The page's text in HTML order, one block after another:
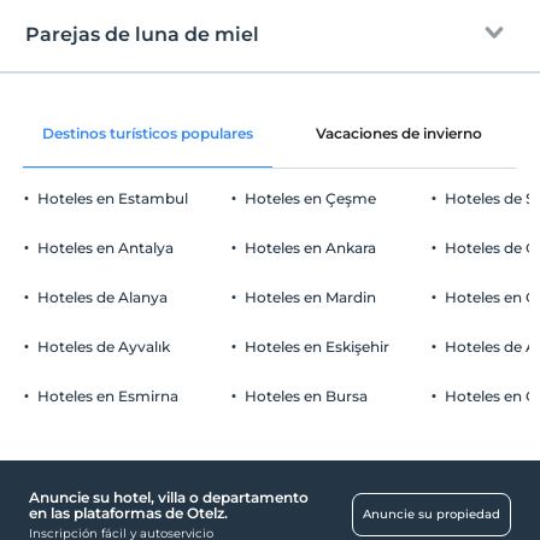
Bandera azul
Libre wifi
Aparcamiento (en el sitio)
Aire acondicionado
Reflejos
Entrada
Después de 14:00
Salida
Mascotas
Horas de entrada
fuera de este horario.
Los bebés menores de 2 no pagan
Parejas de luna de miel
Cesta de frutas en la habitación
Destinos turísticos populares Vacaciones de invierno
Hoteles en Estambul
Hoteles en Antalya
Hoteles de Alanya
Hoteles de Ayvalık
Hoteles en Esmirna
Hoteles en Çeşme
Hoteles en Ankara
Hoteles en Mardin
Hoteles en Eskişehir
Hoteles en Bursa
Hoteles de
Hoteles de
Hoteles en
Hoteles de
Hoteles en
Anuncie su hotel, villa o departamento
en las plataformas de Otelz.
Inscripción fácil y autoservicio
Anuncie su propiedad